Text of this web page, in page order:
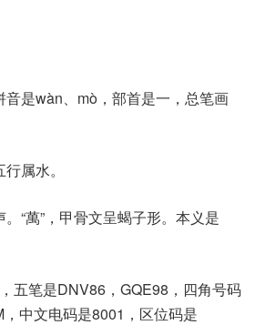
音是wàn、mò，部首是一，总笔画
属水。
。“萬”，甲骨文呈蝎子形。本义是
五笔是DNV86，GQE98，四角号码
中文电码是8001，区位码是